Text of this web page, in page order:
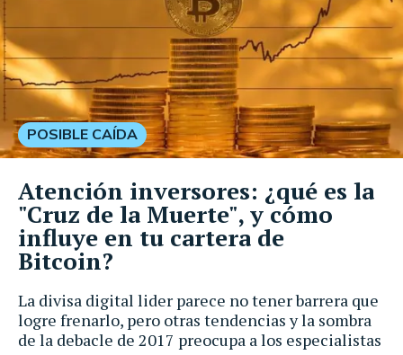
La divisa digital lider parece no tener barrera que
logre frenarlo, pero otras tendencias y la sombra
de la debacle de 2017 preocupa a los especialistas
POSIBLE CAÍDA
Atención inversores: ¿qué es la
"Cruz de la Muerte", y cómo
influye en tu cartera de
Bitcoin?